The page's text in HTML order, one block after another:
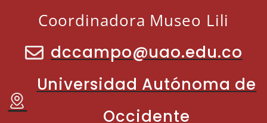
Coordinadora Museo Lili
dccampo@uao.edu.co
Universidad Autónoma de
Occidente